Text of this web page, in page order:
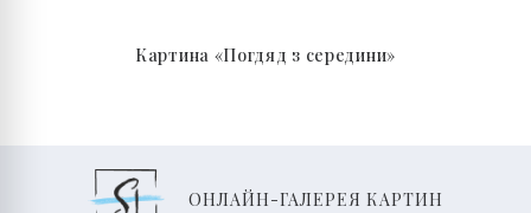
Картина «Погдяд з середини»
ОНЛАЙН-ГАЛЕРЕЯ КАРТИН